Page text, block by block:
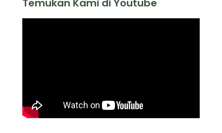
Temukan Kami di Youtube